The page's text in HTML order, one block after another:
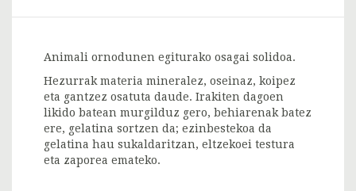
Animali ornodunen egiturako osagai solidoa.
Hezurrak materia mineralez, oseinaz, koipez
eta gantzez osatuta daude. Irakiten dagoen
likido batean murgilduz gero, behiarenak batez
ere, gelatina sortzen da; ezinbestekoa da
gelatina hau sukaldaritzan, eltzekoei testura
eta zaporea emateko.